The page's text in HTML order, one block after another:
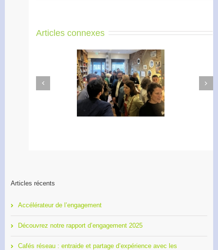
Articles connexes
Accélérateur de
l’engagement
Previous
Next
Articles récents
Accélérateur de l’engagement
Découvrez notre rapport d’engagement 2025
Cafés réseau : entraide et partage d’expérience avec les